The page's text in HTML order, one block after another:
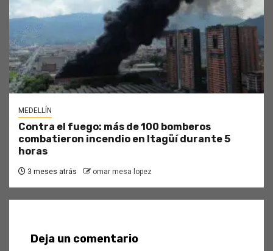
MEDELLÍN
Contra el fuego: más de 100 bomberos
combatieron incendio en Itagüí durante 5
horas
3 meses atrás omar mesa lopez
Deja un comentario